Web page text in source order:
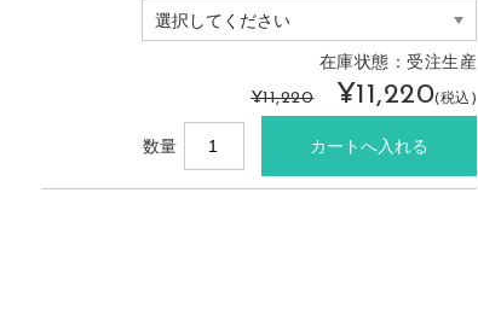
在庫状態：受注生産
¥11,220
¥11,220(税込)
数量